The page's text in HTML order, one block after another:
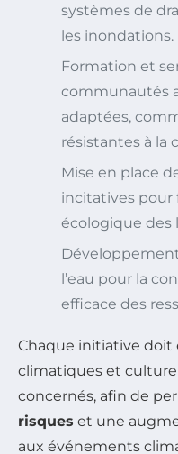
systèmes de
les inondations.
Formation et
communautés
adaptées,
résistantes à la
Mise en place
incitatives pour
écologique des
l’eau pour la
efficace des
Chaque initiative doit
climatiques et
concernés, afin de
risques et une
aux événements